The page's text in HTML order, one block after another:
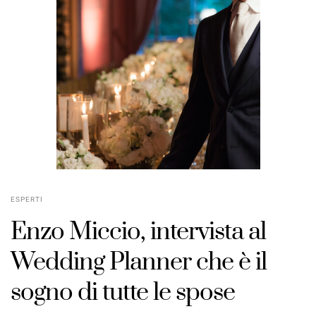
ESPERTI
Enzo Miccio, intervista al
Wedding Planner che è il
sogno di tutte le spose